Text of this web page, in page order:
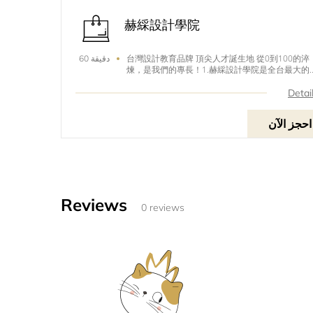
赫綵設計學院
60 دقيقة
台灣設計教育品牌 頂尖人才誕生地 從0到100的淬
煉，是我們的專長！1.赫綵設計學院是全台最大的
中心。2.全程使用蘋果 iMac 以及工作站等級 PC，
員就職率97.9%。4.定期舉辦名人講座，邀請設計
人與同學分享創作歷程並給予同學信心鼓勵，同時
احجز الآن
Reviews 0 reviews